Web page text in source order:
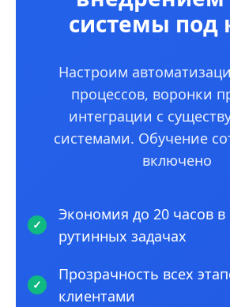
системы под
Настроим
процессов, воронки
интеграции с
системами. Обучение
включено
Экономия до 20 часов
рутинных задачах
Прозрачность всех
клиентами